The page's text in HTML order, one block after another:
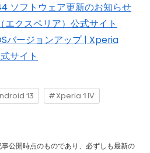
ソフトウェア更新のお知らせ
クスペリア）公式サイト
バージョンアップ | Xperia
サイト
13 Xperia 1 IV
公開時点のものであり、必ずしも最新の